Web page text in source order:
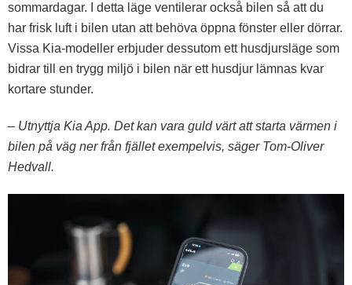
sommardagar. I detta läge ventilerar också bilen så att du
har frisk luft i bilen utan att behöva öppna fönster eller dörrar.
Vissa Kia-modeller erbjuder dessutom ett husdjursläge som
bidrar till en trygg miljö i bilen när ett husdjur lämnas kvar
kortare stunder.
– Utnyttja Kia App. Det kan vara guld värt att starta värmen i
bilen på väg ner från fjället exempelvis, säger Tom-Oliver
Hedvall.